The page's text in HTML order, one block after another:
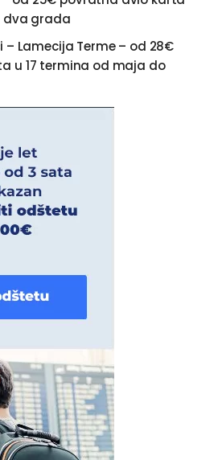
dva grada
– Lamecija Terme – od 28€
u 17 termina od maja do